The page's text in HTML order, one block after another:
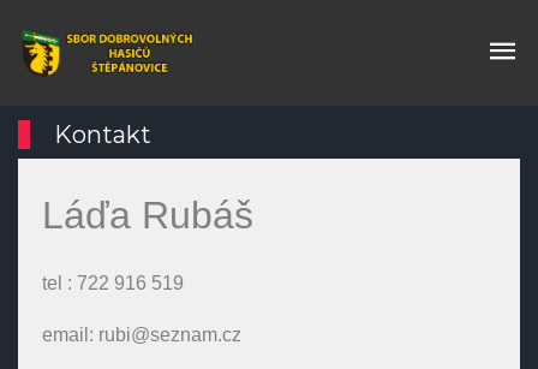
Kontakt
Láďa Rubáš
tel : 722 916 519
email: rubi@seznam.cz